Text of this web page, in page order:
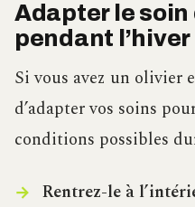
Adapter le soin
pendant l’hiver
Si vous avez un
d’adapter vos soins
conditions possibles
Rentrez-le à